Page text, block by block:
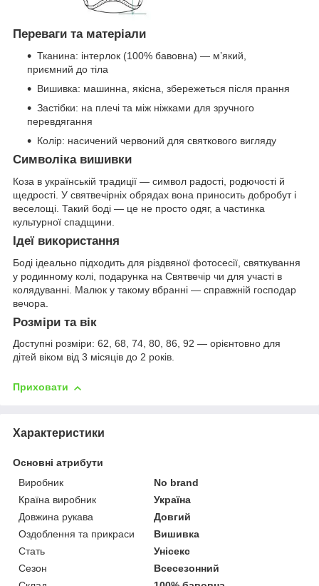
Переваги та матеріали
Тканина: інтерлок (100% бавовна) — м’який,
приємний до тіла
Вишивка: машинна, якісна, збережеться після прання
Застібки: на плечі та між ніжками для зручного
перевдягання
Колір: насичений червоний для святкового вигляду
Символіка вишивки
Коза в українській традиції — символ радості, родючості й
щедрості. У святвечірніх обрядах вона приносить добробут і
веселощі. Такий боді — це не просто одяг, а частинка
культурної спадщини.
Ідеї використання
Боді ідеально підходить для різдвяної фотосесії, святкування
у родинному колі, подарунка на Святвечір чи для участі в
колядуванні. Малюк у такому вбранні — справжній господар
вечора.
Розміри та вік
Доступні розміри: 62, 68, 74, 80, 86, 92 — орієнтовно для
дітей віком від 3 місяців до 2 років.
Приховати
Характеристики
Основні атрибути
Виробник
No brand
Країна виробник
Україна
Довжина рукава
Довгий
Оздоблення та прикраси
Вишивка
Стать
Унісекс
Сезон
Всесезонний